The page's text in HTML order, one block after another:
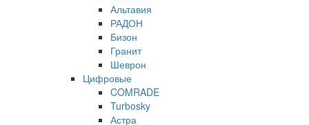
Альтавия
РАДОН
Бизон
Гранит
Шеврон
Цифровые
COMRADE
Turbosky
Астра